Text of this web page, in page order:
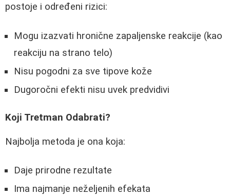
postoje i određeni rizici:
Mogu izazvati hronične zapaljenske reakcije (kao
reakciju na strano telo)
Nisu pogodni za sve tipove kože
Dugoročni efekti nisu uvek predvidivi
Koji Tretman Odabrati?
Najbolja metoda je ona koja:
Daje prirodne rezultate
Ima najmanje neželjenih efekata